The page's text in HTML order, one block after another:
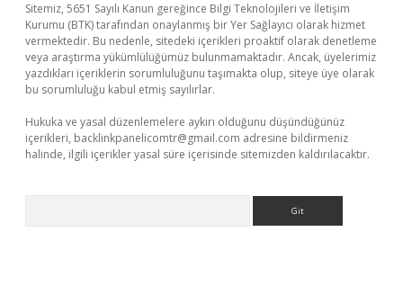
Sitemiz, 5651 Sayılı Kanun gereğince Bilgi Teknolojileri ve İletişim
Kurumu (BTK) tarafından onaylanmış bir Yer Sağlayıcı olarak hizmet
vermektedir. Bu nedenle, sitedeki içerikleri proaktif olarak denetleme
veya araştırma yükümlülüğümüz bulunmamaktadır. Ancak, üyelerimiz
yazdıkları içeriklerin sorumluluğunu taşımakta olup, siteye üye olarak
bu sorumluluğu kabul etmiş sayılırlar.
Hukuka ve yasal düzenlemelere aykırı olduğunu düşündüğünüz
içerikleri, backlinkpanelicomtr@gmail.com adresine bildirmeniz
halinde, ilgili içerikler yasal süre içerisinde sitemizden kaldırılacaktır.